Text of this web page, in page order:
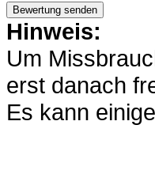
Hinweis:
Um
erst danach
Es kann